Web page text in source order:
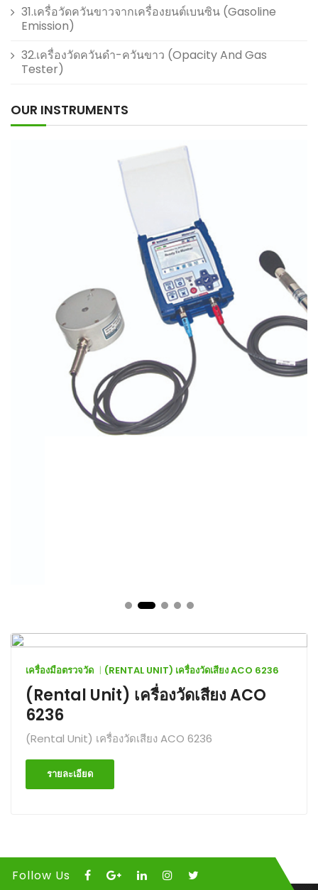
31.เครื่อวัดควันขาวจากเครื่องยนต์เบนซิน (Gasoline
Emission)
32.เครื่องวัดควันดำ-ควันขาว (Opacity And Gas
Tester)
OUR INSTRUMENTS
เครื่องมือตรวจวัด (RENTAL UNIT) เครื่องวัดเสียง ACO 6236
(Rental Unit) เครื่องวัดเสียง ACO
6236
(Rental Unit) เครื่องวัดเสียง ACO 6236
รายละเอียด
Follow Us